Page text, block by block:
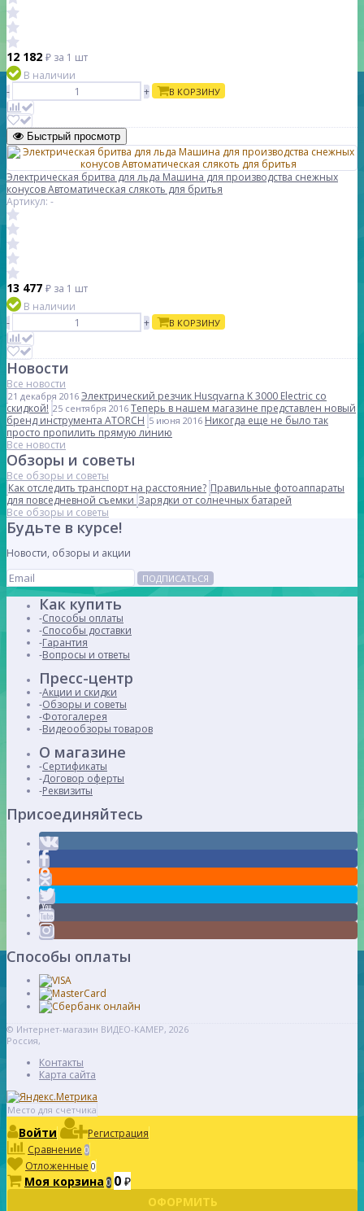
12 182 ₽ за 1 шт
В наличии
-
+ В КОРЗИНУ
Быстрый просмотр
Электрическая бритва для льда Машина для производства снежных
конусов Автоматическая слякоть для бритья
Артикул: -
13 477 ₽ за 1 шт
В наличии
-
+ В КОРЗИНУ
Новости
Все новости
21 декабря 2016 Электрический резчик Husqvarna K 3000 Electric со
скидкой! 25 сентября 2016 Теперь в нашем магазине представлен новый
бренд инструмента ATORCH 5 июня 2016 Никогда еще не было так
просто пропилить прямую линию
Все новости
Обзоры и советы
Все обзоры и советы
Как отследить транспорт на расстояние? Правильные фотоаппараты
для повседневной съемки Зарядки от солнечных батарей
Все обзоры и советы
Будьте в курсе!
Новости, обзоры и акции
ПОДПИСАТЬСЯ
Как купить
Способы оплаты
Способы доставки
Гарантия
Вопросы и ответы
Пресс-центр
Акции и скидки
Обзоры и советы
Фотогалерея
Видеообзоры товаров
О магазине
Сертификаты
Договор оферты
Реквизиты
Присоединяйтесь
Способы оплаты
© Интернет-магазин ВИДЕО-КАМЕР, 2026
Россия,
Контакты
Карта сайта
Место для счетчика
Войти
Регистрация
Сравнение 0
Отложенные 0
Моя корзина 0 0 ₽
ОФОРМИТЬ